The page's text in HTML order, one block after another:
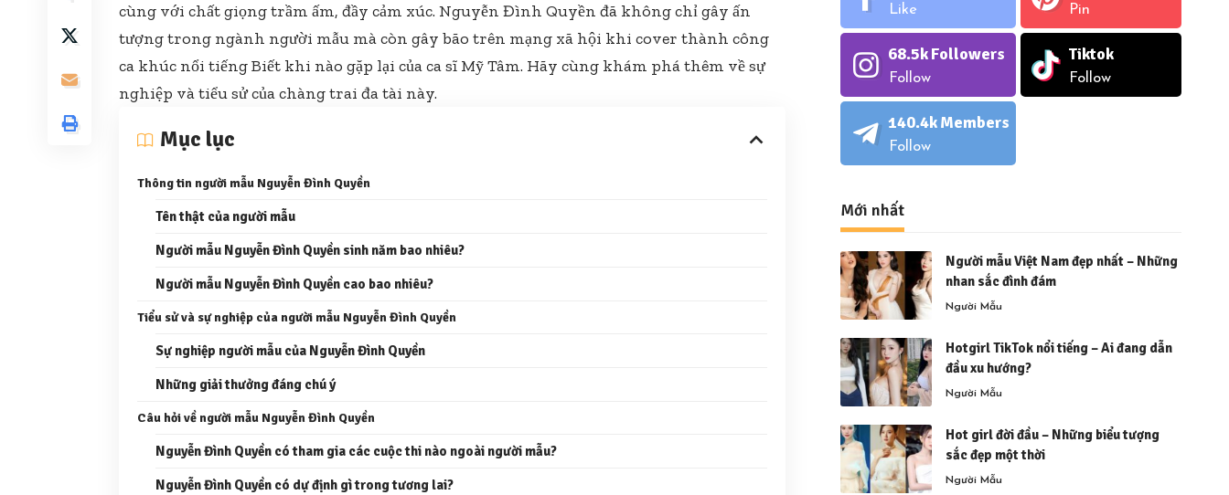
cùng với chất giọng trầm ấm, đầy cảm xúc. Nguyễn Đình Quyền đã không chỉ gây ấn
tượng trong ngành người mẫu mà còn gây bão trên mạng xã hội khi cover thành công
ca khúc nổi tiếng Biết khi nào gặp lại của ca sĩ Mỹ Tâm. Hãy cùng khám phá thêm về sự
nghiệp và tiểu sử của chàng trai đa tài này.
Mục lục
Thông tin người mẫu Nguyễn Đình Quyền
Tên thật của người mẫu
Người mẫu Nguyễn Đình Quyền sinh năm bao nhiêu?
Người mẫu Nguyễn Đình Quyền cao bao nhiêu?
Tiểu sử và sự nghiệp của người mẫu Nguyễn Đình Quyền
Sự nghiệp người mẫu của Nguyễn Đình Quyền
Những giải thưởng đáng chú ý
Câu hỏi về người mẫu Nguyễn Đình Quyền
Nguyễn Đình Quyền có tham gia các cuộc thi nào ngoài người mẫu?
Nguyễn Đình Quyền có dự định gì trong tương lai?
Like Pin
68.5kFollowers
Follow
Tiktok
Follow
140.4kMembers
Follow
Mới nhất
Người mẫu Việt Nam đẹp nhất – Những
nhan sắc đình đám
Người Mẫu
Hotgirl TikTok nổi tiếng – Ai đang dẫn
đầu xu hướng?
Người Mẫu
Hot girl đời đầu – Những biểu tượng
sắc đẹp một thời
Người Mẫu